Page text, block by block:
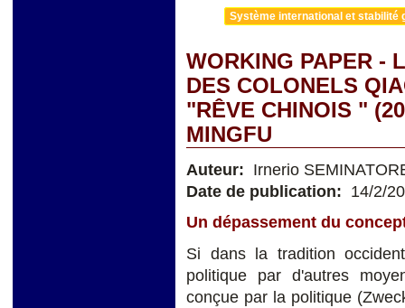
Système international et stabilité
WORKING PAPER -
DES COLONELS
"RÊVE CHINOIS "
MINGFU
Auteur: Irnerio
Date de publication: 14/2/
Un dépassement du
Si dans la tradition
politique par d'autres
conçue par la politique